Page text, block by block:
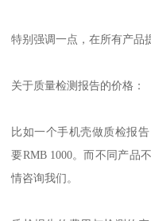
特别强调一点，在所有产品
关于质量检测报告的价格：
比如一个手机壳做质检报
要RMB 1000。而不同产品
情咨询我们。